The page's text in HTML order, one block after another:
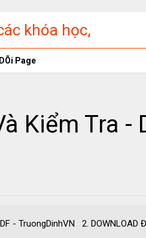
khóa học,
Page
Kiểm Tra -
PDF - TruongDinhVN 2.